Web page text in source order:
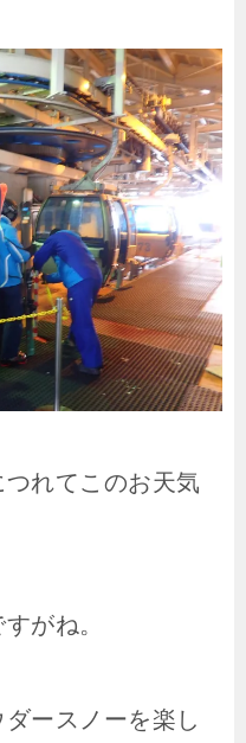
れてこのお天気
がね。
ースノーを楽し